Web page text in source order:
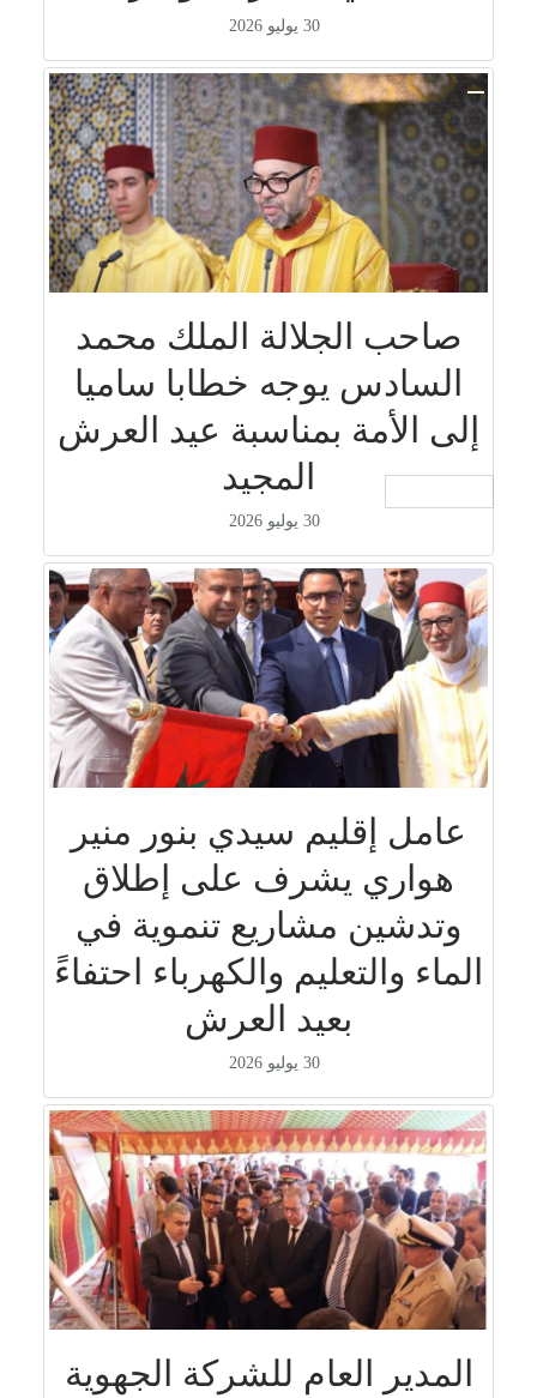
30 يوليو 2026
صاحب الجلالة الملك محمد
السادس يوجه خطابا ساميا
إلى الأمة بمناسبة عيد العرش
المجيد
30 يوليو 2026
عامل إقليم سيدي بنور منير
هواري يشرف على إطلاق
وتدشين مشاريع تنموية في
الماء والتعليم والكهرباء احتفاءً
بعيد العرش
30 يوليو 2026
المدير العام للشركة الجهوية